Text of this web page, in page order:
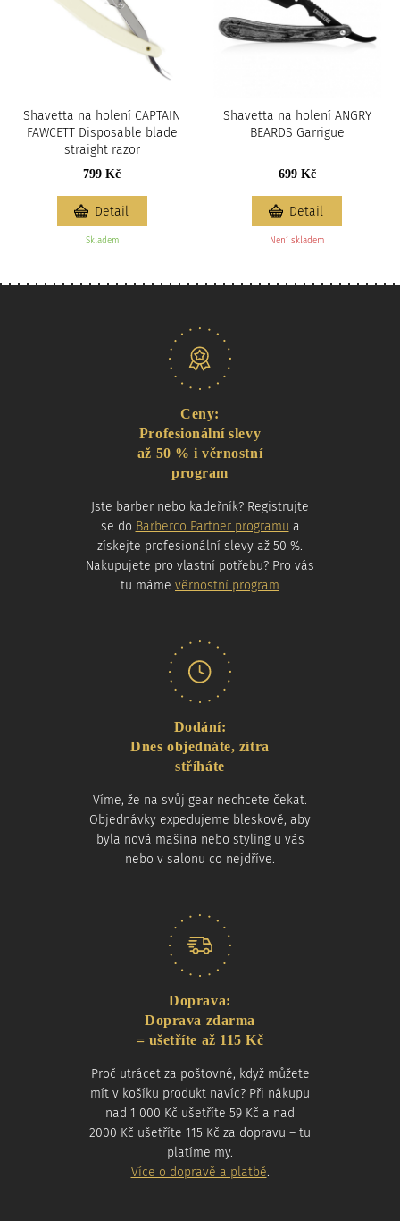
Shavetta na holení CAPTAIN
FAWCETT Disposable blade
straight razor
799 Kč
Skladem
Detail
Shavetta na holení ANGRY
BEARDS Garrigue
699 Kč
Není skladem
Detail
Ceny:
Profesionální slevy
až 50 % i věrnostní
program
Jste barber nebo kadeřník? Registrujte
se do Barberco Partner programu a
získejte profesionální slevy až 50 %.
Nakupujete pro vlastní potřebu? Pro vás
tu máme věrnostní program
Dodání:
Dnes objednáte, zítra
stříháte
Víme, že na svůj gear nechcete čekat.
Objednávky expedujeme bleskově, aby
byla nová mašina nebo styling u vás
nebo v salonu co nejdříve.
Doprava:
Doprava zdarma
= ušetříte až 115 Kč
Proč utrácet za poštovné, když můžete
mít v košíku produkt navíc? Při nákupu
nad 1 000 Kč ušetříte 59 Kč a nad
2000 Kč ušetříte 115 Kč za dopravu – tu
platíme my.
Více o dopravě a platbě.